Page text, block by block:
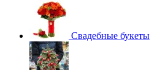
Свадебные букеты